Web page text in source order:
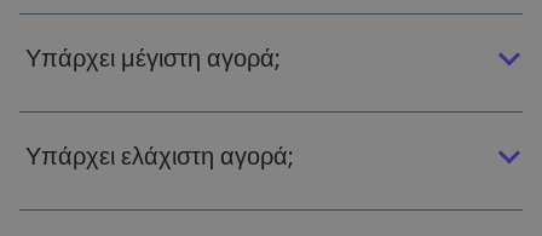
Υπάρχει μέγιστη αγορά;
Υπάρχει ελάχιστη αγορά;